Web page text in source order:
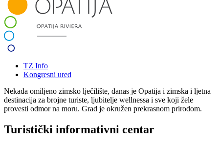
TZ Info
Kongresni ured
Nekada omiljeno zimsko lječilište, danas je Opatija i zimska i ljetna
destinacija za brojne turiste, ljubitelje wellnessa i sve koji žele
provesti odmor na moru. Grad je okružen prekrasnom prirodom.
Turistički informativni centar